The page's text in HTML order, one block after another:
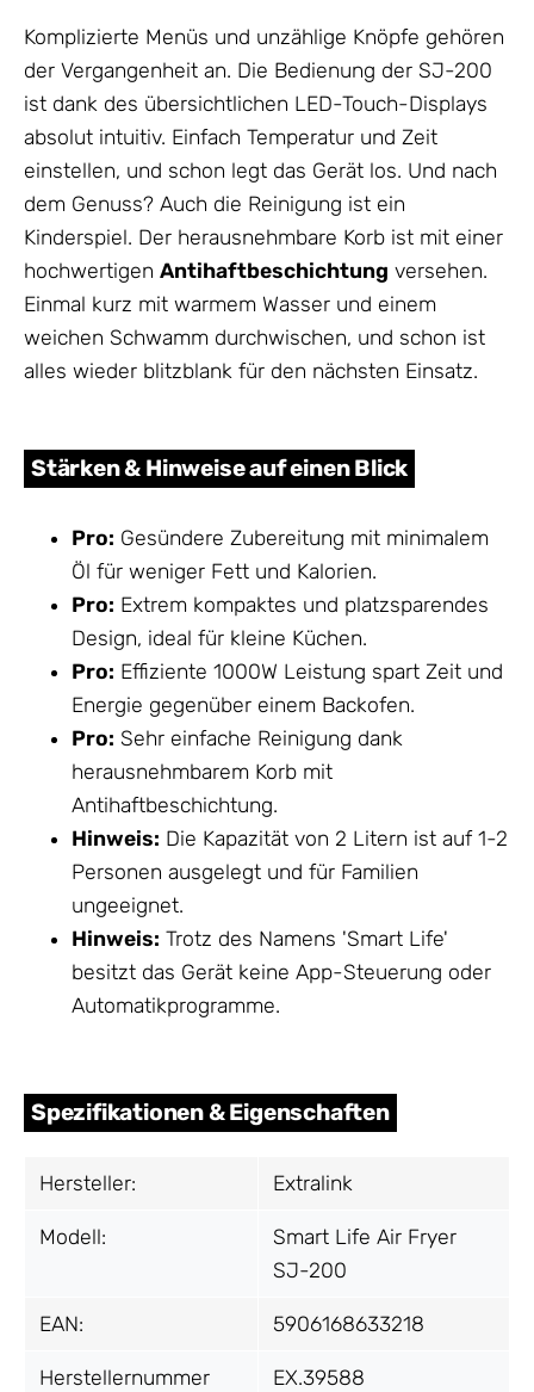
Komplizierte Menüs und unzählige Knöpfe gehören
der Vergangenheit an. Die Bedienung der SJ-200
ist dank des übersichtlichen LED-Touch-Displays
absolut intuitiv. Einfach Temperatur und Zeit
einstellen, und schon legt das Gerät los. Und nach
dem Genuss? Auch die Reinigung ist ein
Kinderspiel. Der herausnehmbare Korb ist mit einer
hochwertigen Antihaftbeschichtung versehen.
Einmal kurz mit warmem Wasser und einem
weichen Schwamm durchwischen, und schon ist
alles wieder blitzblank für den nächsten Einsatz.
Stärken & Hinweise auf einen Blick
Pro: Gesündere Zubereitung mit minimalem
Öl für weniger Fett und Kalorien.
Pro: Extrem kompaktes und platzsparendes
Design, ideal für kleine Küchen.
Pro: Effiziente 1000W Leistung spart Zeit und
Energie gegenüber einem Backofen.
Pro: Sehr einfache Reinigung dank
herausnehmbarem Korb mit
Antihaftbeschichtung.
Hinweis: Die Kapazität von 2 Litern ist auf 1-2
Personen ausgelegt und für Familien
ungeeignet.
Hinweis: Trotz des Namens 'Smart Life'
besitzt das Gerät keine App-Steuerung oder
Automatikprogramme.
Spezifikationen & Eigenschaften
Hersteller: Extralink
Modell:
Smart Life Air Fryer
SJ-200
EAN: 5906168633218
Herstellernummer
EX.39588